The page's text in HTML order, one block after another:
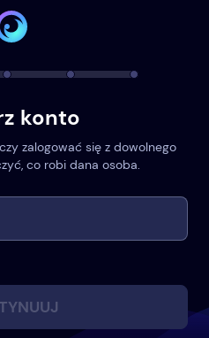
konto
zalogować się z dowolnego
co robi dana osoba.